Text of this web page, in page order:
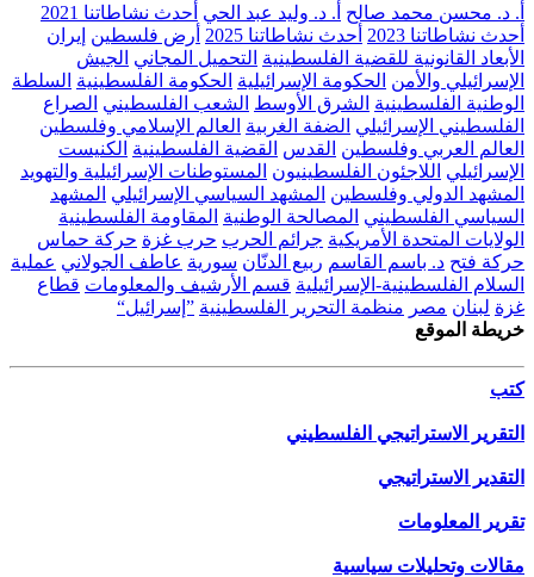
أ. د. محسن محمد صالح أ. د. وليد عبد الحي أحدث نشاطاتنا 2021
أحدث نشاطاتنا 2023
أحدث نشاطاتنا 2025 أرض فلسطين إيران
الأبعاد القانونية للقضية الفلسطينية التحميل المجاني الجيش
الإسرائيلي والأمن الحكومة الإسرائيلية الحكومة الفلسطينية السلطة
الوطنية الفلسطينية الشرق الأوسط الشعب الفلسطيني الصراع
الفلسطيني الإسرائيلي الضفة الغربية العالم الإسلامي وفلسطين
العالم العربي وفلسطين القدس القضية الفلسطينية الكنيست
الإسرائيلي اللاجئون الفلسطينيون المستوطنات الإسرائيلية والتهويد
المشهد الدولي وفلسطين المشهد السياسي الإسرائيلي المشهد
السياسي الفلسطيني المصالحة الوطنية المقاومة الفلسطينية
الولايات المتحدة الأمريكية جرائم الحرب حرب غزة حركة حماس
حركة فتح د. باسم القاسم ربيع الدنّان سورية عاطف الجولاني عملية
السلام الفلسطينية-الإسرائيلية قسم الأرشيف والمعلومات قطاع
غزة لبنان مصر منظمة التحرير الفلسطينية ”إسرائيل“
خريطة الموقع
كتب
التقرير الاستراتيجي الفلسطيني
التقدير الاستراتيجي
تقرير المعلومات
مقالات وتحليلات سياسية